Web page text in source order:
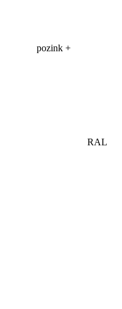
pozink +
RAL